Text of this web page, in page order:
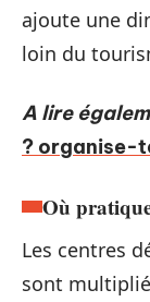
ajoute une
loin du
A lire
? organise-
Où
Les centres
sont